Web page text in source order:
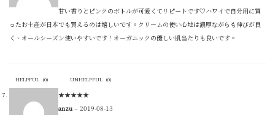
甘い香りとピンクのボトルが可愛くてリピートです♡ハワイで自分用に買
ったお土産が日本でも買えるのは嬉しいです。クリームの使い心地は濃厚ながらも伸びが良
く、オールシーズン使いやすいです！オーガニックの優しい肌当たりも良いです。
HELPFUL (0) UNHELPFUL (0)
★★★★★
anzu – 2019-08-13